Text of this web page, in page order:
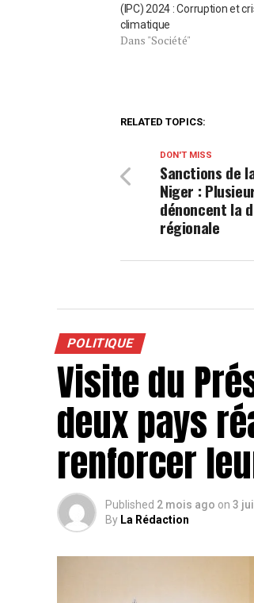
(IPC) 2024 : Corruption et
climatique
Dans "Société"
RELATED TOPICS:
DON'T MISS
Sanctions de
Niger :
dénoncent la
régionale
POLITIQUE
Visite du
deux pays
renforcer
Published 2 mois ago on 3
By La Rédaction